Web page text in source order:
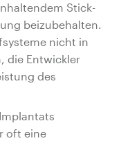
Stick-
beizubehalten.
nicht in
die Entwickler
des
oft eine